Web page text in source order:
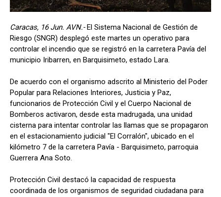
Caracas, 16 Jun. AVN.-El Sistema Nacional de Gestión de
Riesgo (SNGR) desplegó este martes un operativo para
controlar el incendio que se registró en la carretera Pavía del
municipio Iribarren, en Barquisimeto, estado Lara.
De acuerdo con el organismo adscrito al Ministerio del Poder
Popular para Relaciones Interiores, Justicia y Paz,
funcionarios de Protección Civil y el Cuerpo Nacional de
Bomberos activaron, desde esta madrugada, una unidad
cisterna para intentar controlar las llamas que se propagaron
en el estacionamiento judicial "El Corralón", ubicado en el
kilómetro 7 de la carretera Pavía - Barquisimeto, parroquia
Guerrera Ana Soto.
Protección Civil destacó la capacidad de respuesta
coordinada de los organismos de seguridad ciudadana para